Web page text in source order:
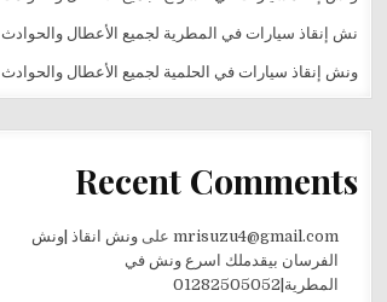
نش إنقاذ سيارات في المطرية لجميع الأعطال والحوادث
ونش إنقاذ سيارات في الحلمية لجميع الأعطال والحوادث
Recent Comments
mrisuzu4@gmail.comعلى ونش انقاذ |ونش
الفرسان بيقدملك اسرع ونش في
المطرية|01282505052